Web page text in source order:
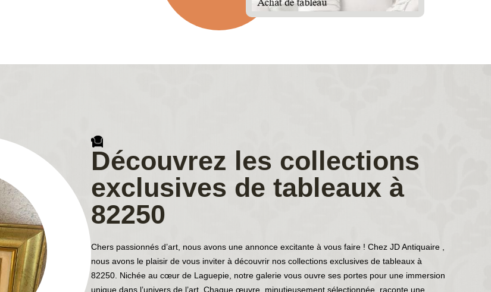
Découvrez les collections
exclusives de tableaux à
82250
Chers passionnés d’art, nous avons une annonce excitante à vous faire ! Chez JD Antiquaire ,
nous avons le plaisir de vous inviter à découvrir nos collections exclusives de tableaux à
82250. Nichée au cœur de Laguepie, notre galerie vous ouvre ses portes pour une immersion
unique dans l’univers de l’art. Chaque œuvre, minutieusement sélectionnée, raconte une